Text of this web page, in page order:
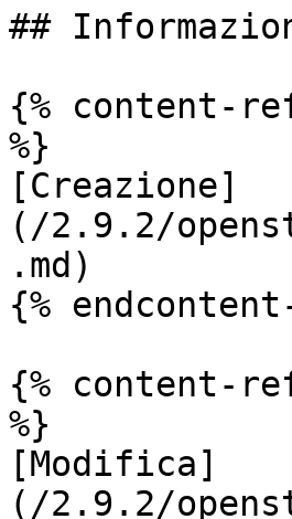
##
{% content-ref
%}
[Creazione]
(/2.9.2/
.md)
{%
{% content-
%}
[Modifica]
(/2.9.2/